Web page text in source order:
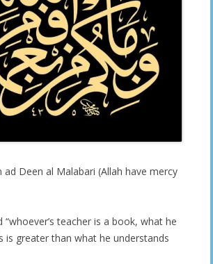
ad Deen al Malabari (Allah have mercy
“whoever’s teacher is a book, what he
is greater than what he understands